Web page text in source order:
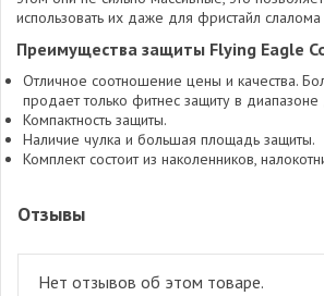
использовать их даже для фристайл слалома
Преимущества защиты Flying Eagle
Отличное соотношение цены и качества.
продает только фитнес защиту в
Компактность защиты.
Наличие чулка и большая площадь защиты.
Комплект состоит из наколенников,
Отзывы
Нет отзывов об этом товаре.